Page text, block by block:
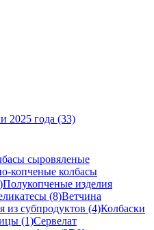
2025 года (33)
сыровяленые
копченые колбасы
Полукопченые изделия
(8)Ветчина
из субпродуктов (4)Колбаски
(1)Сервелат